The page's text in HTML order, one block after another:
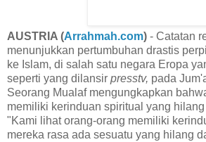
AUSTRIA (Arrahmah.com) - Catatan
menunjukkan pertumbuhan drastis
ke Islam, di salah satu negara Eropa
seperti yang dilansir presstv, pada
Seorang Mualaf mengungkapkan
memiliki kerinduan spiritual yang
"Kami lihat orang-orang memiliki
mereka rasa ada sesuatu yang hilang